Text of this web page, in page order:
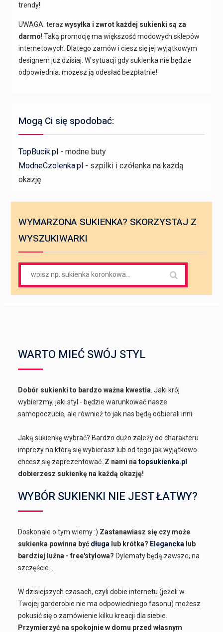
trendy!
UWAGA: teraz wysyłka i zwrot każdej sukienki są za
darmo! Taką promocję ma większość modowych sklepów
internetowych. Dlatego zamów i ciesz się jej wyjątkowym
designem już dzisiaj. W sytuacji gdy sukienka nie będzie
odpowiednia, możesz ją odesłać bezpłatnie!
Mogą Ci się spodobać:
TopBucik.pl- modne buty
ModneCzolenka.pl- szpilki i czółenka na każdą
okazję
WYMARZONA SUKIENKA? SKORZYSTAJ Z
WYSZUKIWARKI
WARTO MIEĆ SWÓJ STYL
Dobór sukienki to bardzo ważna kwestia . Jaki krój
wybierzmy, jaki styl - będzie warunkować nasze
samopoczucie, ale również to jak nas będą odbierali inni.
Jaką sukienkę wybrać? Bardzo dużo zależy od charakteru
imprezy na którą się wybierasz lub od tego jak wyjątkowo
chcesz się zaprezentować. Z nami natopsukienka.pl
dobierzesz sukienkę na każdą okazję!
WYBÓR SUKIENKI NIE JEST ŁATWY?
Doskonale o tym wiemy :) Zastanawiasz się czy może
sukienka powinna być długa lub krótka? Elegancka lub
bardziej luźna - free'stylowa? Dylematy będą zawsze, na
szczęście...
W dzisiejszych czasach, czyli dobie internetu (jeżeli w
Twojej garderobie nie ma odpowiedniego fasonu) możesz
pokusić się o zamówienie kilku kreacji dla siebie.
Przymierzyć na spokojnie w domu przed własnym